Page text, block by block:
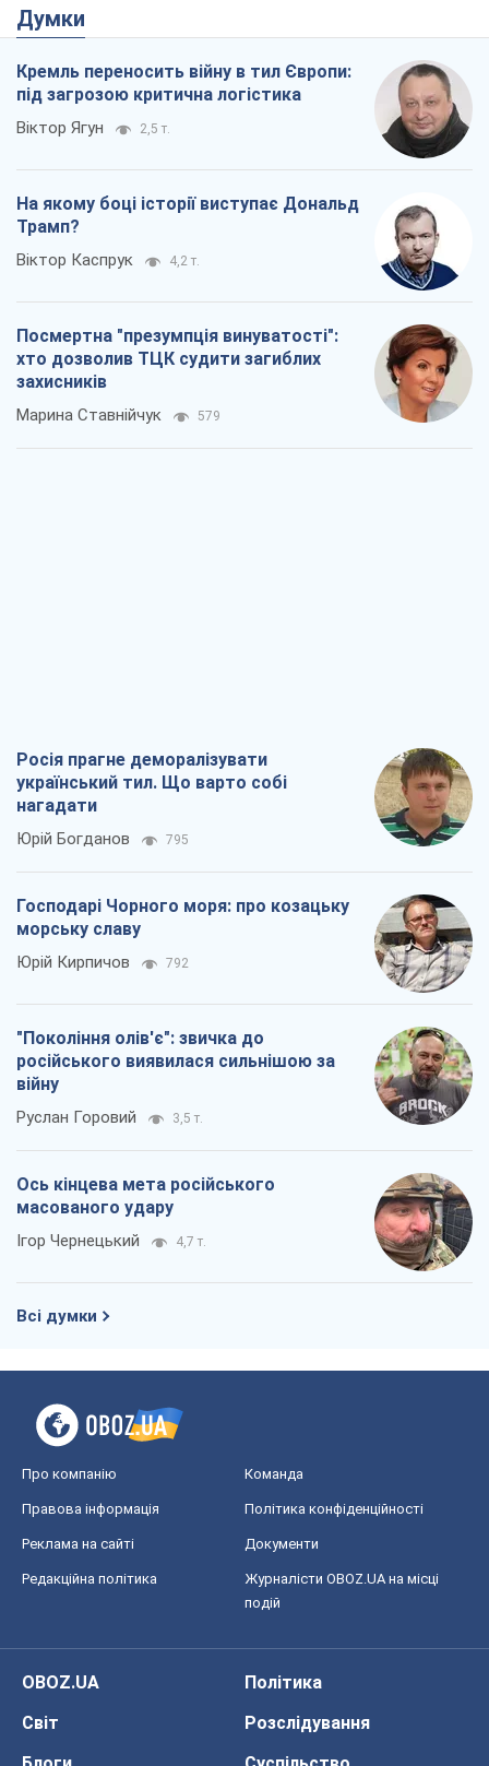
Думки
Кремль переносить війну в тил Європи:
під загрозою критична логістика
Віктор Ягун 2,5 т.
На якому боці історії виступає Дональд
Трамп?
Віктор Каспрук 4,2 т.
Посмертна "презумпція винуватості":
хто дозволив ТЦК судити загиблих
захисників
Марина Ставнійчук 579
Росія прагне деморалізувати
український тил. Що варто собі
нагадати
Юрій Богданов 795
Господарі Чорного моря: про козацьку
морську славу
Юрій Кирпичов 792
"Покоління олів'є": звичка до
російського виявилася сильнішою за
війну
Руслан Горовий 3,5 т.
Ось кінцева мета російського
масованого удару
Ігор Чернецький 4,7 т.
Всі думки
Про компанію Команда
Правова інформація Політика конфіденційності
Реклама на сайті Документи
Редакційна політика
Журналісти OBOZ.UA на місці
подій
OBOZ.UA
Політика
Світ
Розслідування